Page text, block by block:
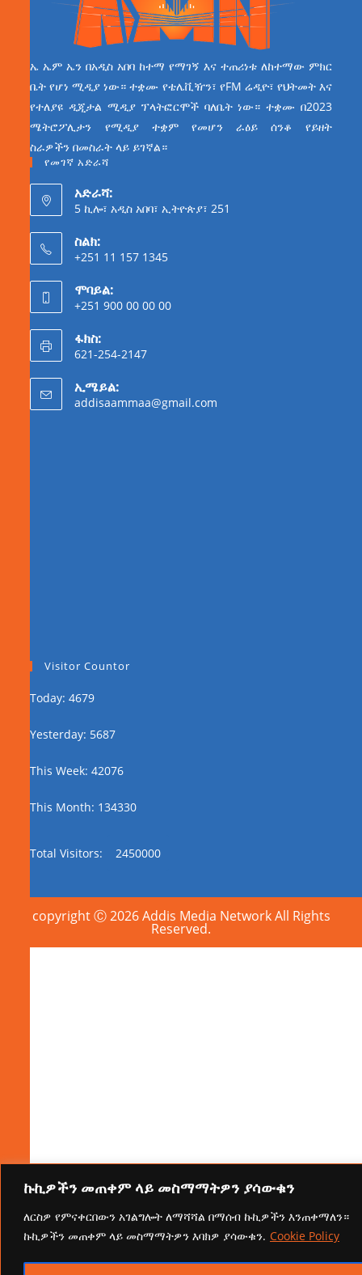
ኩኪዎችን መጠቀም ላይ መስማማትዎን ያሳውቁን
ለርስዎ የምናቀርበውን አገልግሎት ለማሻሻል በማሰብ ኩኪዎችን እንጠቀማለን።
ኩኪዎችን መጠቀም ላይ መስማማትዎን እባክዎ ያሳውቁን. Cookie Policy
ኤ ኤም ኤን በአዲስ አበባ ከተማ የማገኝ እና ተጠሪነቱ ለከተማው ምክር
ቤት የሆነ ሚዲያ ነው። ተቋሙ የቴሌቪዥን፣ የFM ሬዲዮ፣ የህትመት እና
የተለያዩ ዲጂታል ሚዲያ ፕላትፎርሞች ባለቤት ነው። ተቋሙ በ2023
ሜትሮፖሊታን የሚዲያ ተቋም የመሆን ራዕይ ሰንቆ የይዘት
ስራዎችን በመስራት ላይ ይገኛል።
የመገኛ አድራሻ
አድራሻ:
5 ኪሎ፣ አዲስ አበባ፣ ኢትዮጵያ፣ 251
ስልክ:
+251 11 157 1345
ሞባይል:
+251 900 00 00 00
ፋክስ:
621-254-2147
ኢሜይል:
addisaammaa@gmail.com
Visitor Countor
Today: 4679
Yesterday: 5687
This Week: 42076
This Month: 134330
Total Visitors: 2450000
copyright Ⓒ 2026 Addis Media Network All Rights
Reserved.